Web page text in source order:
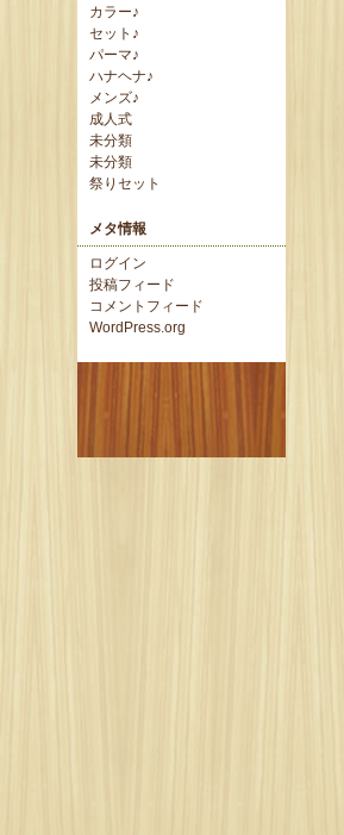
カラー♪
セット♪
パーマ♪
ハナヘナ♪
メンズ♪
成人式
未分類
未分類
祭りセット
メタ情報
ログイン
投稿フィード
コメントフィード
WordPress.org